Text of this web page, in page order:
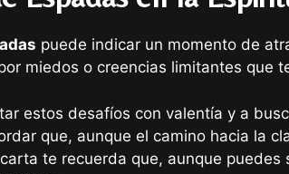
puede indicar un momento de
miedos o creencias limitantes que
estos desafíos con valentía y a
que, aunque el camino hacia la
te recuerda que, aunque